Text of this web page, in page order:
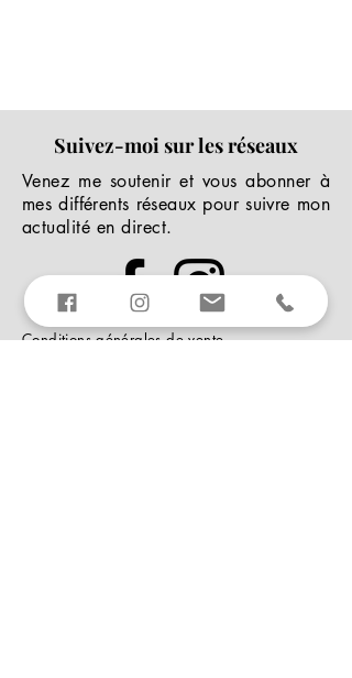
Suivez-moi sur les réseaux
Venez me soutenir et vous abonner à
mes différents réseaux pour suivre mon
actualité en direct.
Conditions générales de vente